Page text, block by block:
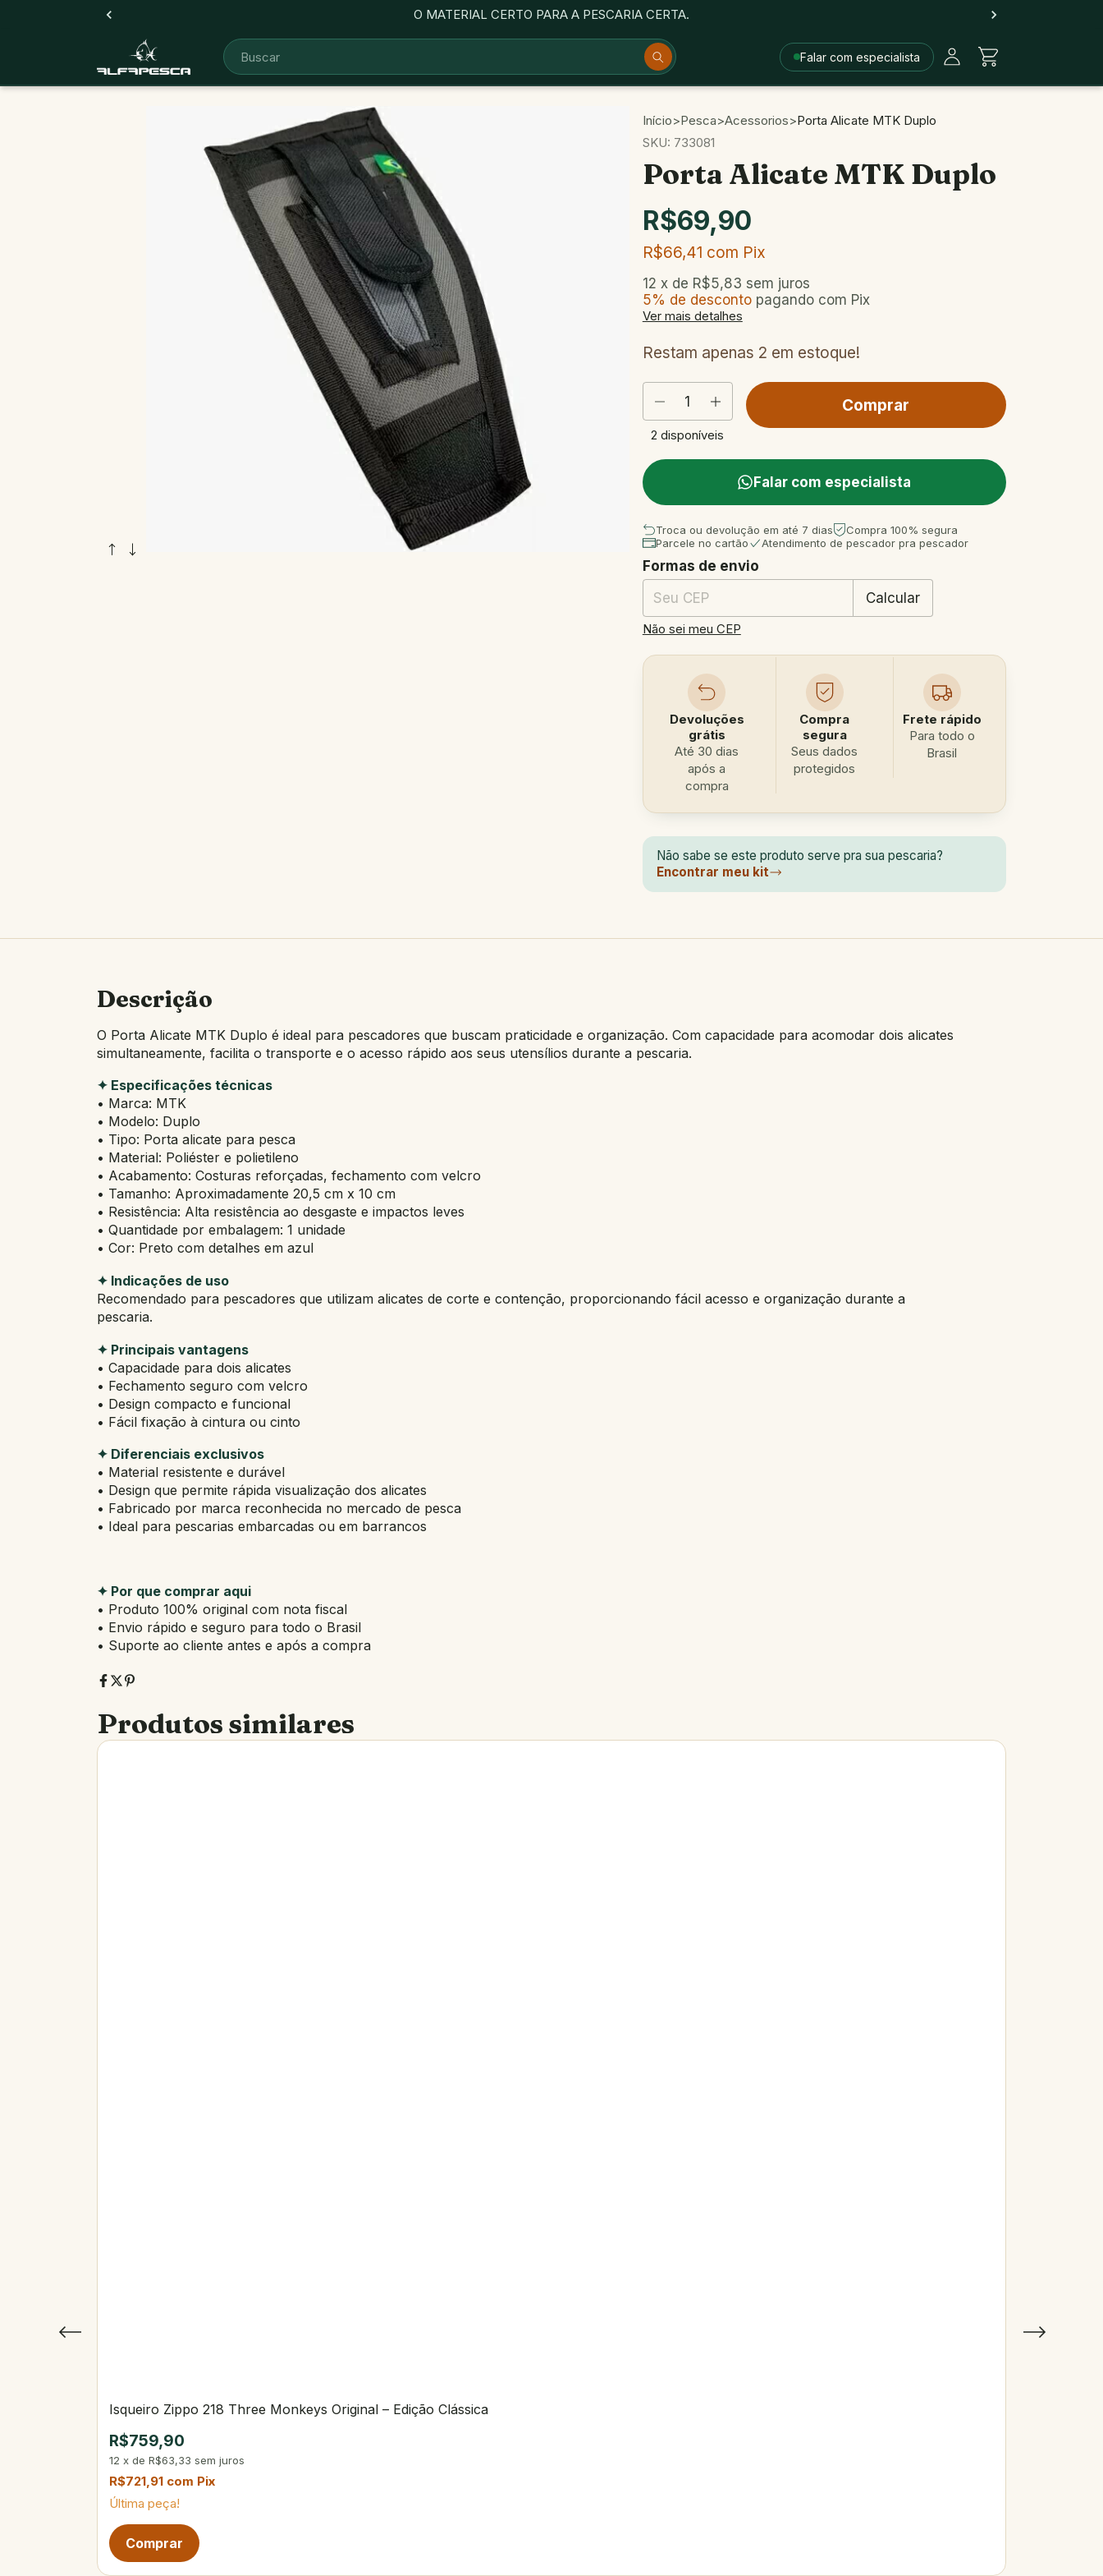
O MATERIAL CERTO PARA A PESCARIA CERTA.
Falar com especialista
Início>Pesca>Acessorios>Porta Alicate MTK Duplo
SKU: 733081
Porta Alicate MTK Duplo
R$69,90
R$66,41 com Pix
12 x de R$5,83 sem juros
5% de descontopagando com Pix
Ver mais detalhes
Restam apenas 2 em estoque!
2 disponíveis
Falar com especialista
Troca ou devolução em até 7 dias
Compra 100% segura
Parcele no cartão
Atendimento de pescador pra pescador
Entregas para o CEP:
Formas de envio
Calcular
Não sei meu CEP
Devoluções
grátis
Até 30 dias
após a
compra
Compra
segura
Seus dados
protegidos
Frete rápido
Para todo o
Brasil
Não sabe se este produto serve pra sua pescaria?
Encontrar meu kit
Descrição
O Porta Alicate MTK Duplo é ideal para pescadores que buscam praticidade e organização. Com capacidade para acomodar dois alicates
simultaneamente, facilita o transporte e o acesso rápido aos seus utensílios durante a pescaria.
✦ Especificações técnicas
• Marca: MTK
• Modelo: Duplo
• Tipo: Porta alicate para pesca
• Material: Poliéster e polietileno
• Acabamento: Costuras reforçadas, fechamento com velcro
• Tamanho: Aproximadamente 20,5 cm x 10 cm
• Resistência: Alta resistência ao desgaste e impactos leves
• Quantidade por embalagem: 1 unidade
• Cor: Preto com detalhes em azul
✦ Indicações de uso
Recomendado para pescadores que utilizam alicates de corte e contenção, proporcionando fácil acesso e organização durante a
pescaria.
✦ Principais vantagens
• Capacidade para dois alicates
• Fechamento seguro com velcro
• Design compacto e funcional
• Fácil fixação à cintura ou cinto
✦ Diferenciais exclusivos
• Material resistente e durável
• Design que permite rápida visualização dos alicates
• Fabricado por marca reconhecida no mercado de pesca
• Ideal para pescarias embarcadas ou em barrancos
✦ Por que comprar aqui
• Produto 100% original com nota fiscal
• Envio rápido e seguro para todo o Brasil
• Suporte ao cliente antes e após a compra
Produtos similares
Isqueiro Zippo 218 Three Monkeys Original – Edição Clássica
R$759,90
12 x de R$63,33 sem juros
R$721,91 com Pix
Última peça!